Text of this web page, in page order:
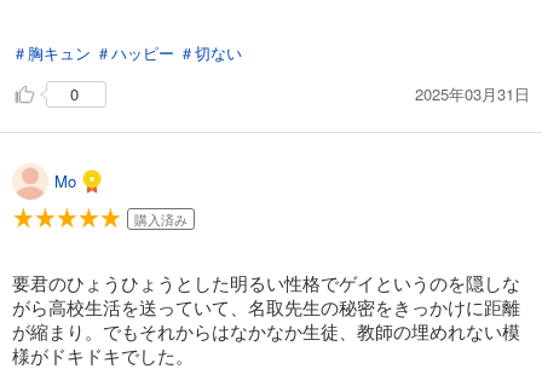
卒業の時切っちゃってたけど、イケメンだからどっちも似合う
しかっこいい💓
気になったのは最後の方で要くんが名取先生に言った「クリス
クリスマスの話知りたい！描いて欲しーい！
＃胸キュン ＃ハッピー ＃切ない
0
2025年03月31日
Mo
購入済み
要君のひょうひょうとした明るい性格でゲイというのを隠しな
がら高校生活を送っていて、名取先生の秘密をきっかけに距離
が縮まり。でもそれからはなかなか生徒、教師の埋めれない模
様がドキドキでした。